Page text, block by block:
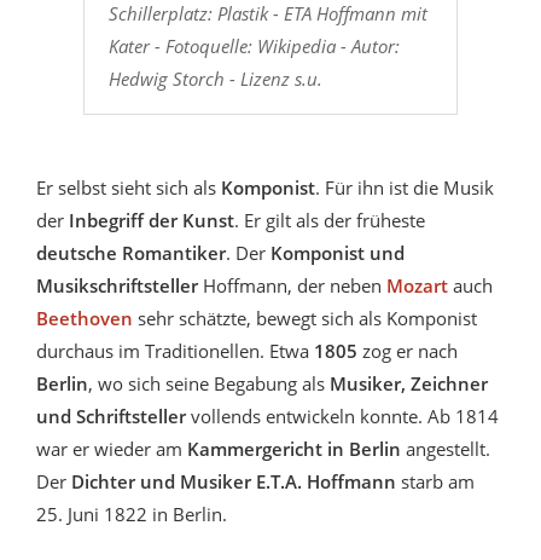
Schillerplatz: Plastik - ETA Hoffmann mit
Kater - Fotoquelle: Wikipedia - Autor:
Hedwig Storch - Lizenz s.u.
Er selbst sieht sich als Komponist. Für ihn ist die Musik
der Inbegriff der Kunst. Er gilt als der früheste
deutsche Romantiker. Der Komponist und
Musikschriftsteller Hoffmann, der neben Mozart auch
Beethoven sehr schätzte, bewegt sich als Komponist
durchaus im Traditionellen. Etwa 1805 zog er nach
Berlin, wo sich seine Begabung als Musiker, Zeichner
und Schriftstellervollends entwickeln konnte. Ab 1814
war er wieder am Kammergericht in Berlin angestellt.
Der Dichter und Musiker E.T.A. Hoffmann starb am
25. Juni 1822 in Berlin.